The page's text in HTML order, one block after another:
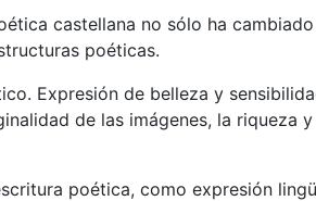
castellana no sólo ha
poéticas.
Expresión de belleza y
de las imágenes, la riqueza
poética, como expresión